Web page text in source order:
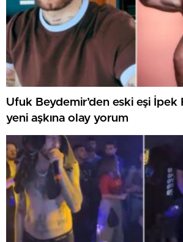
Ufuk Beydemir’den eski eşi İpek
yeni aşkına olay yorum